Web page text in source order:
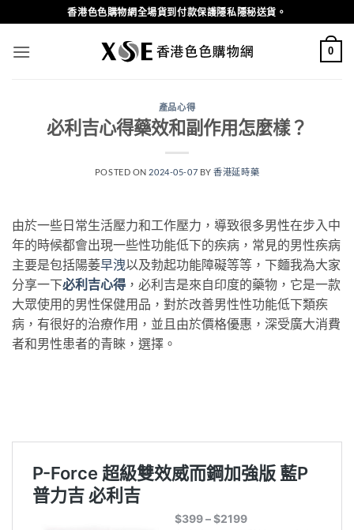
to
content
香港色色購物網全場貨到付款保護隱私隱秘送貨。
0
產品心得
必利吉心得藥效和副作用怎麼樣？
POSTED ON 2024-05-07 BY香港延時藥
由於一些日常生活壓力和工作壓力，導致很多男性在步入中
年的時候都會出現一些性功能低下的疾病，常見的男性疾病
主要是包括陽萎早洩以及勃起功能障礙等等，下麵我為大家
分享一下必利吉心得 ，必利吉是來自印度的藥物，它是一款
大眾使用的男性保健用品，對於改善男性性功能低下類疾
病，有很好的治療作用，並且由於價格優惠，深受廣大消費
者和男性患者的青睞，選擇。